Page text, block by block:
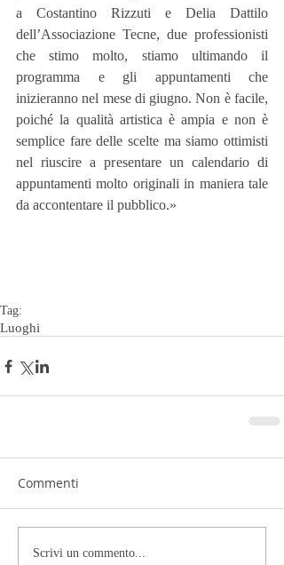
a Costantino Rizzuti e Delia Dattilo
dell’Associazione Tecne, due professionisti
che stimo molto, stiamo ultimando il
programma e gli appuntamenti che
inizieranno nel mese di giugno. Non è facile,
poiché la qualità artistica è ampia e non è
semplice fare delle scelte ma siamo ottimisti
nel riuscire a presentare un calendario di
appuntamenti molto originali in maniera tale
da accontentare il pubblico.»
Tag:
Luoghi
Commenti
Scrivi un commento...